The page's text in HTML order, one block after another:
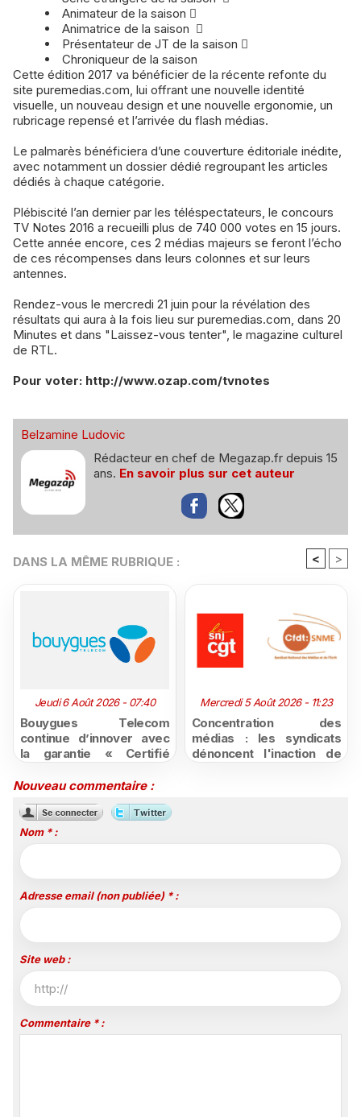
Animateur de la saison 
Animatrice de la saison 
Présentateur de JT de la saison 
Chroniqueur de la saison
Cette édition 2017 va bénéficier de la récente refonte du
site puremedias.com, lui offrant une nouvelle identité
visuelle, un nouveau design et une nouvelle ergonomie, un
rubricage repensé et l’arrivée du flash médias.
Le palmarès bénéficiera d’une couverture éditoriale inédite,
avec notamment un dossier dédié regroupant les articles
dédiés à chaque catégorie.
Plébiscité l’an dernier par les téléspectateurs, le concours
TV Notes 2016 a recueilli plus de 740 000 votes en 15 jours.
Cette année encore, ces 2 médias majeurs se feront l’écho
de ces récompenses dans leurs colonnes et sur leurs
antennes.
Rendez-vous le mercredi 21 juin pour la révélation des
résultats qui aura à la fois lieu sur puremedias.com, dans 20
Minutes et dans "Laissez-vous tenter", le magazine culturel
de RTL.
Pour voter: http://www.ozap.com/tvnotes
Belzamine Ludovic
Rédacteur en chef de Megazap.fr depuis 15
ans. En savoir plus sur cet auteur
DANS LA MÊME RUBRIQUE : < >
Jeudi 6 Août 2026 - 07:40
Bouygues Telecom
continue d’innover avec
la garantie « Certifié
»
Mercredi 5 Août 2026 - 11:23
Concentration des
médias : les syndicats
dénoncent l'inaction de
Nouveau commentaire :
Nom * :
Adresse email (non publiée) * :
Site web :
Commentaire * :